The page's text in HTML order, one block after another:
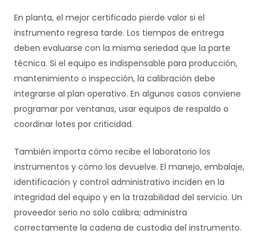
En planta, el mejor certificado pierde valor si el
instrumento regresa tarde. Los tiempos de entrega
deben evaluarse con la misma seriedad que la parte
técnica. Si el equipo es indispensable para producción,
mantenimiento o inspección, la calibración debe
integrarse al plan operativo. En algunos casos conviene
programar por ventanas, usar equipos de respaldo o
coordinar lotes por criticidad.
También importa cómo recibe el laboratorio los
instrumentos y cómo los devuelve. El manejo, embalaje,
identificación y control administrativo inciden en la
integridad del equipo y en la trazabilidad del servicio. Un
proveedor serio no solo calibra; administra
correctamente la cadena de custodia del instrumento.